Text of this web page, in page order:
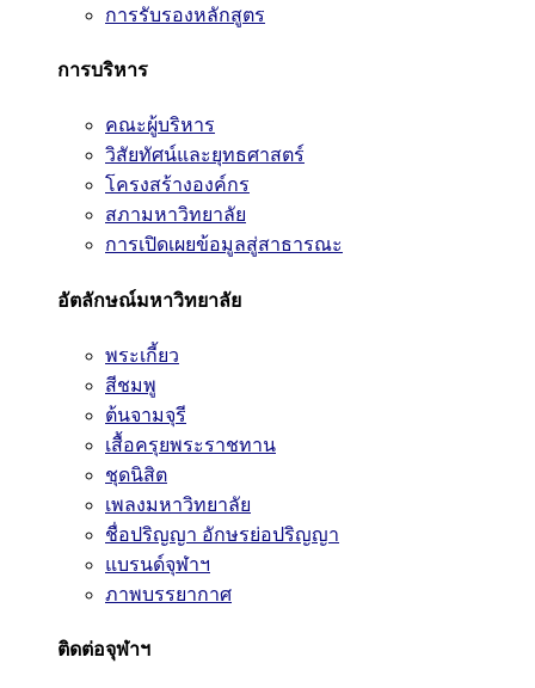
การรับรองหลักสูตร
การบริหาร
คณะผู้บริหาร
วิสัยทัศน์และยุทธศาสตร์
โครงสร้างองค์กร
สภามหาวิทยาลัย
การเปิดเผยข้อมูลสู่สาธารณะ
อัตลักษณ์มหาวิทยาลัย
พระเกี้ยว
สีชมพู
ต้นจามจุรี
เสื้อครุยพระราชทาน
ชุดนิสิต
เพลงมหาวิทยาลัย
ชื่อปริญญา อักษรย่อปริญญา
แบรนด์จุฬาฯ
ภาพบรรยากาศ
ติดต่อจุฬาฯ